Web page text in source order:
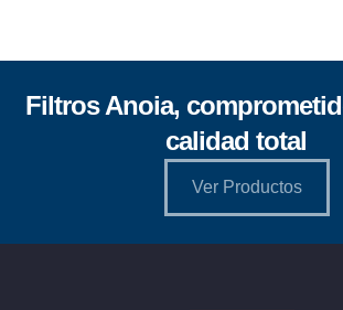
Filtros Anoia,
calidad total
Ver Productos